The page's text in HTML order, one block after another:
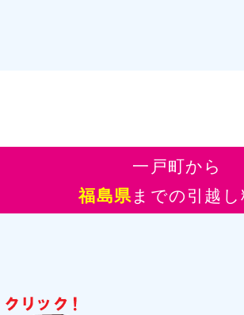
一戸町から
福島県までの引越